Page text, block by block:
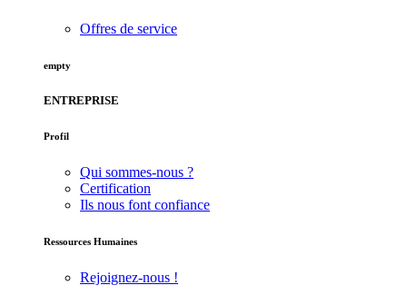
Offres de service
empty
ENTREPRISE
Profil
Qui sommes-nous ?
Certification
Ils nous font confiance
Ressources Humaines
Rejoignez-nous !